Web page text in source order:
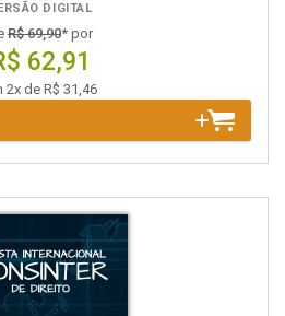
DIGITAL
R$ 69,90* por
62,91
2x de R$ 31,46